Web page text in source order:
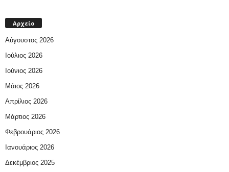
Αρχείο
Αύγουστος 2026
Ιούλιος 2026
Ιούνιος 2026
Μάιος 2026
Απρίλιος 2026
Μάρτιος 2026
Φεβρουάριος 2026
Ιανουάριος 2026
Δεκέμβριος 2025